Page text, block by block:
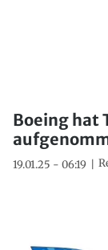
Boeing hat
19.01.25 - 06:19